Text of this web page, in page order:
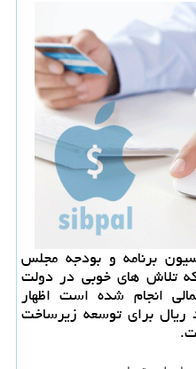
برنامه و بودجه مجلس
تلاش های خوبی در دولت
انجام شده است اظهار
میلیارد ریال برای توسعه زیرساخت